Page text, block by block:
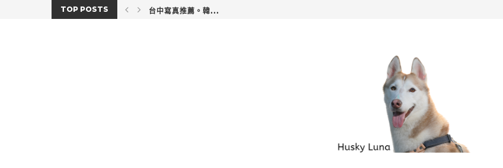
TOP POSTS 台中寫真推薦。韓...